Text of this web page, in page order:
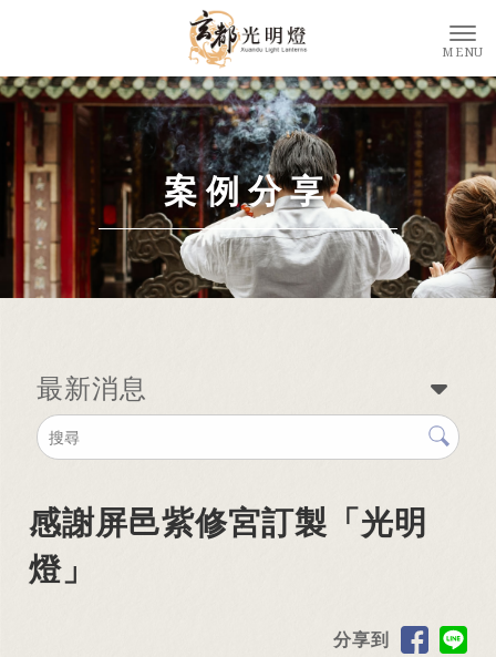
案例分享
最新消息
感謝屏邑紫修宮訂製「光明
燈」
分享到